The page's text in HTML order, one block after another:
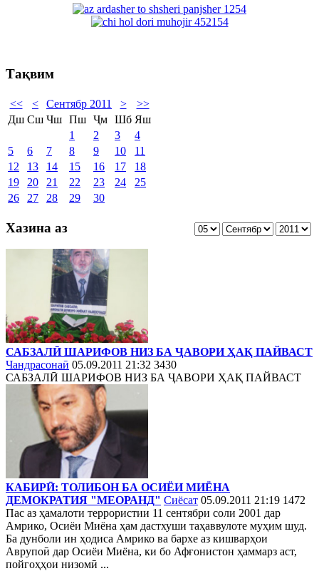
Тақвим
<< < Сентябр 2011 >
>>
Дш Сш Чш Пш Ҷм Шб Яш
1
2 3
4
5
6 7 8 9 10
11
12
13 14 15 16 17
18
19
20 21 22 23 24
25
26
27 28 29 30
Хазина аз
САБЗАЛӢ ШАРИФОВ НИЗ БА ҶАВОРИ ҲАҚ ПАЙВАСТ
Чандрасонаӣ 05.09.2011 21:32 3430
САБЗАЛӢ ШАРИФОВ НИЗ БА ҶАВОРИ ҲАҚ ПАЙВАСТ
КАБИРӢ: ТОЛИБОН БА ОСИЁИ МИЁНА
ДЕМОКРАТИЯ "МЕОРАНД" Сиёсат 05.09.2011 21:19 1472
Пас аз ҳамалоти террористии 11 сентябри соли 2001 дар
Амрико, Осиёи Миёна ҳам дастхуши таҳаввулоте муҳим шуд.
Ба дунболи ин ҳодиса Амрико ва бархе аз кишварҳои
Аврупоӣ дар Осиёи Миёна, ки бо Афғонистон ҳаммарз аст,
пойгоҳҳои низомӣ ...